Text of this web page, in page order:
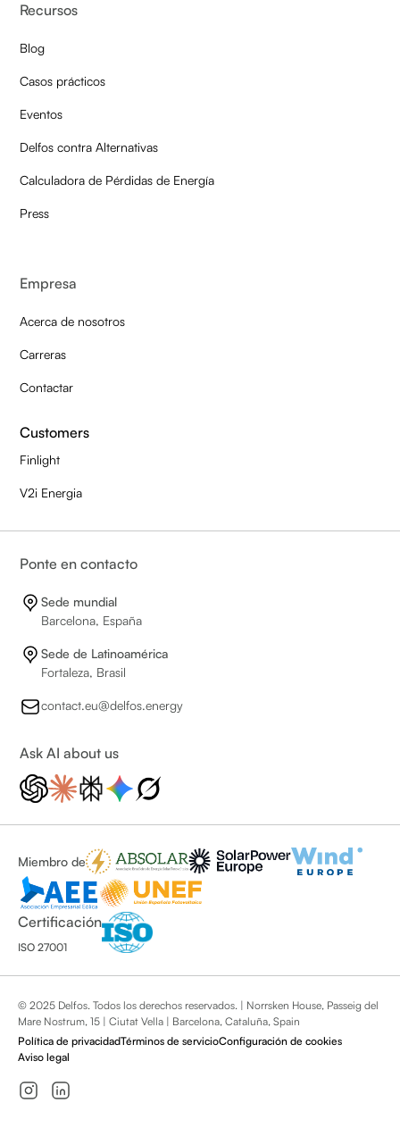
Recursos
Blog
Casos prácticos
Eventos
Delfos contra Alternativas
Calculadora de Pérdidas de Energía
Press
Empresa
Acerca de nosotros
Carreras
Contactar
Customers
Finlight
V2i Energia
Ponte en contacto
Sede mundial
Barcelona, España
Sede de Latinoamérica
Fortaleza, Brasil
contact.eu@delfos.energy
Ask AI about us
Miembro de
Certificación
ISO 27001
© 2025 Delfos. Todos los derechos reservados. | Norrsken House, Passeig del
Mare Nostrum, 15 | Ciutat Vella | Barcelona, Cataluña, Spain
Política de privacidadTérminos de servicioConfiguración de cookies
Aviso legal